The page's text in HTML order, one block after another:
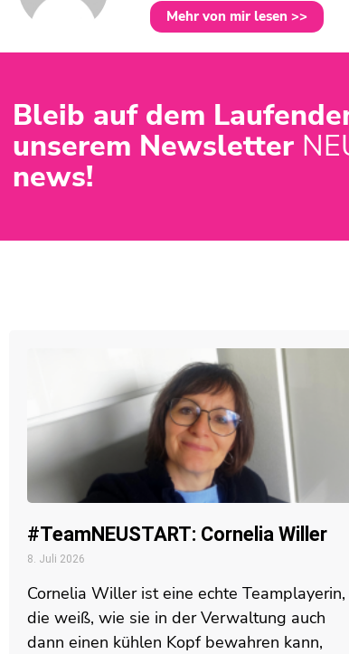
Mehr von mir lesen >>
Bleib auf dem
unserem Newsletter
news!
#TeamNEUSTART: Cornelia Willer
8. Juli 2026
Cornelia Willer ist eine echte Teamplayerin,
die weiß, wie sie in der Verwaltung auch
dann einen kühlen Kopf bewahren kann,